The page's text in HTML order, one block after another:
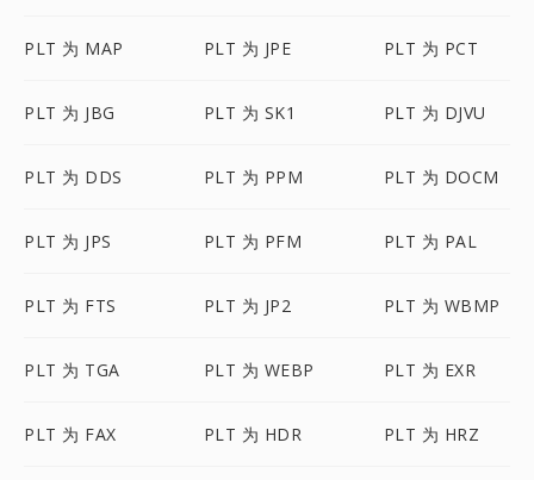
PLT 为 MAP PLT 为 JPE PLT 为 PCT
PLT 为 JBG PLT 为 SK1 PLT 为 DJVU
PLT 为 DDS PLT 为 PPM PLT 为 DOCM
PLT 为 JPS PLT 为 PFM PLT 为 PAL
PLT 为 FTS PLT 为 JP2 PLT 为 WBMP
PLT 为 TGA PLT 为 WEBP PLT 为 EXR
PLT 为 FAX PLT 为 HDR PLT 为 HRZ